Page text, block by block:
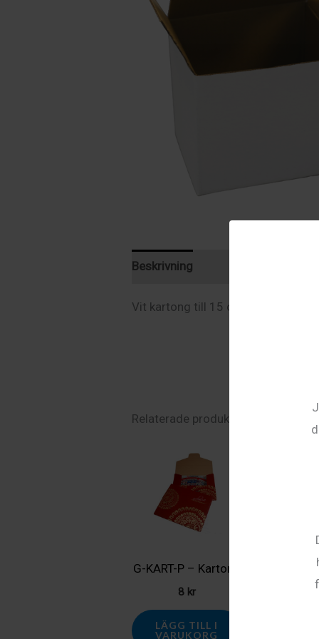
Beskrivning
Vit kartong till 15 oz mugg.
Relaterade produkter
G-KART-P – Kartong
8 kr
LÄGG TILL I
VARUKORG